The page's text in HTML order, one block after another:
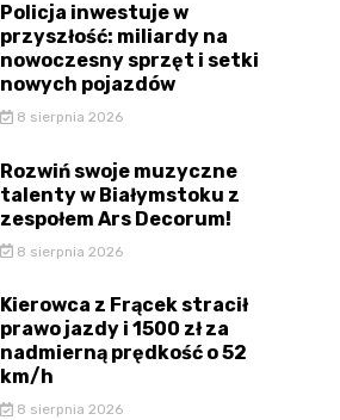
Policja inwestuje w
przyszłość: miliardy na
nowoczesny sprzęt i setki
nowych pojazdów
8 sierpnia 2026
Rozwiń swoje muzyczne
talenty w Białymstoku z
zespołem Ars Decorum!
8 sierpnia 2026
Kierowca z Frącek stracił
prawo jazdy i 1500 zł za
nadmierną prędkość o 52
km/h
8 sierpnia 2026